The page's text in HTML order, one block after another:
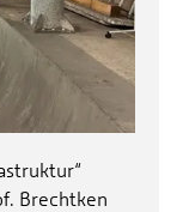
Brechtken